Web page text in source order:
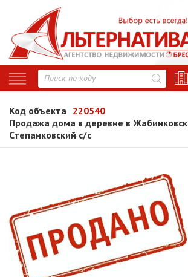
Код объекта 220540
Продажа дома в деревне в
Степанковский с/с